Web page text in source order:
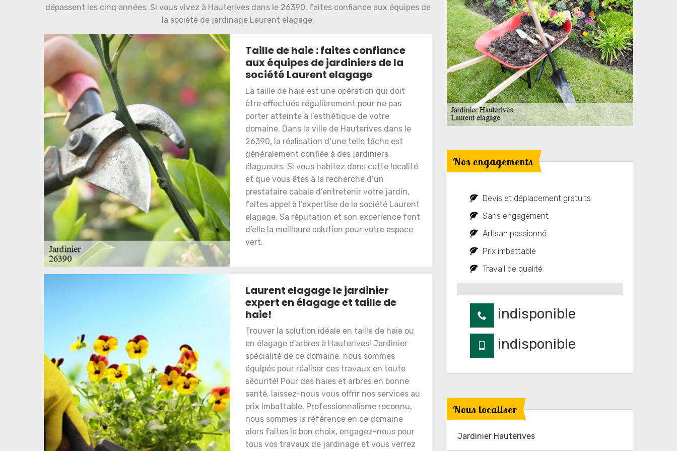
dépassent les cinq années. Si vous vivez à Hauterives dans le 26390, faites confiance aux équipes de
la société de jardinage Laurent elagage.
Taille de haie : faites confiance
aux équipes de jardiniers de la
société Laurent elagage
La taille de haie est une opération qui doit
être effectuée régulièrement pour ne pas
porter atteinte à l’esthétique de votre
domaine. Dans la ville de Hauterives dans le
26390, la réalisation d’une telle tâche est
généralement confiée à des jardiniers
élagueurs. Si vous habitez dans cette localité
et que vous êtes à la recherche d’un
prestataire cabale d’entretenir votre jardin,
faites appel à l’expertise de la société Laurent
elagage. Sa réputation et son expérience font
d’elle la meilleure solution pour votre espace
vert.
Laurent elagage le jardinier
expert en élagage et taille de
haie!
Trouver la solution idéale en taille de haie ou
en élagage d'arbres à Hauterives! Jardinier
spécialité de ce domaine, nous sommes
équipés pour réaliser ces travaux en toute
sécurité! Pour des haies et arbres en bonne
santé, laissez-nous vous offrir nos services au
prix imbattable. Professionnalisme reconnu,
nous sommes la référence en ce domaine
alors faîtes le bon choix, engagez-nous pour
tous vos travaux de jardinage et vous verrez
Nos engagements
Devis et déplacement gratuits
Sans engagement
Artisan passionné
Prix imbattable
Travail de qualité
indisponible
indisponible
Nous localiser
Jardinier Hauterives